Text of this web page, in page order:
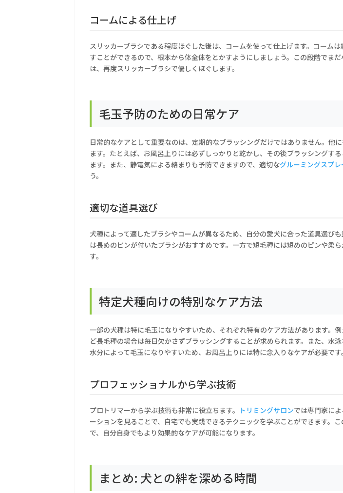
コームによる仕上げ
スリッカーブラシである程度ほぐした後は、コームを使って仕上げます。コーム
すことができるので、根本から体全体をとかすようにしましょう。この段階でま
は、再度スリッカーブラシで優しくほぐします。
毛玉予防のための日常ケア
日常的なケアとして重要なのは、定期的なブラッシングだけではありません。他
ます。たとえば、お風呂上りには必ずしっかりと乾かし、その後ブラッシングす
ます。また、静電気による絡まりも予防できますので、適切なグルーミングスプレ
う。
適切な道具選び
犬種によって適したブラシやコームが異なるため、自分の愛犬に合った道具選び
は長めのピンが付いたブラシがおすすめです。一方で短毛種には短めのピンや柔
す。
特定犬種向けの特別なケア方法
一部の犬種は特に毛玉になりやすいため、それぞれ特有のケア方法があります。
ど長毛種の場合は毎日欠かさずブラッシングすることが求められます。また、水泳
水分によって毛玉になりやすいため、お風呂上りには特に念入りなケアが必要です。
プロフェッショナルから学ぶ技術
プロトリマーから学ぶ技術も非常に役立ちます。 トリミングサロンでは専門家に
ーションを見ることで、自宅でも実践できるテクニックを学ぶことができます。
で、自分自身でもより効果的なケアが可能になります。
まとめ: 犬との絆を深める時間